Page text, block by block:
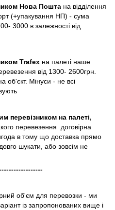
Нова Пошта на відділення
(+упакування НП) - сума
3000 в залежності від
Trafex на палеті наше
від 1300- 2600грн.
об'єкт. Мінуси - не всі
перевізником на палеті,
перевезення договірна
в тому що доставка прямо
шукати, або зовсім не
об'єм для перевозки - ми
із запропонованих вище і